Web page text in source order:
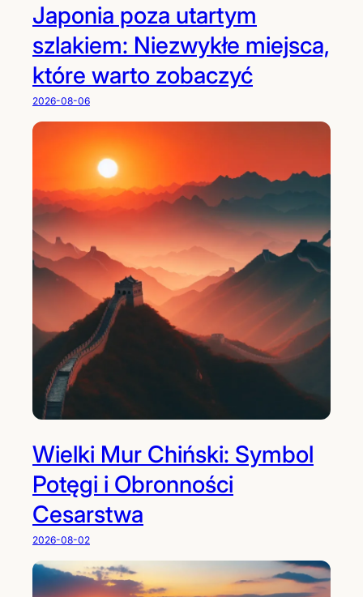
Japonia poza utartym
szlakiem: Niezwykłe miejsca,
które warto zobaczyć
2026-08-06
Wielki Mur Chiński: Symbol
Potęgi i Obronności
Cesarstwa
2026-08-02